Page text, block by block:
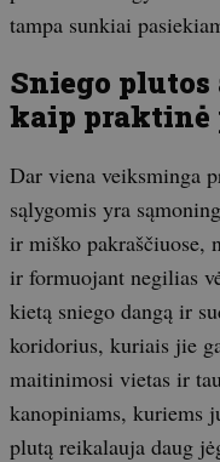
tampa sunkiai
Sniego
kaip praktinė
Dar viena veiksminga
sąlygomis yra
ir miško pakraščiuose,
ir formuojant negilias
kietą sniego dangą ir
koridorius, kuriais jie
maitinimosi vietas ir
kanopiniams, kuriems
plutą reikalauja daug